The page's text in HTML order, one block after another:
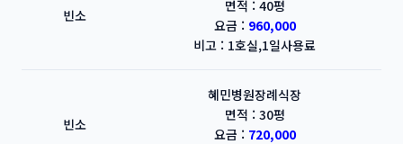
빈소
면적 : 40평
요금 : 960,000
비고 : 1호실,1일사용료
빈소
혜민병원장례식장
면적 : 30평
요금 : 720,000